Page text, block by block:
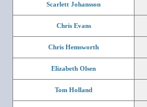
Scarlett Johansson
Chris Evans
Chris Hemsworth
Elizabeth Olsen
Tom Holland